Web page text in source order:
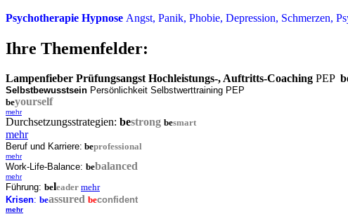
Psychotherapie Hypnose Angst, Panik, Phobie, Depression, Schmerzen,
Ihre Themenfelder:
Lampenfieber Prüfungsangst Hochleistungs-, Auftritts-Coaching PEP
Selbstbewusstsein Persönlichkeit Selbstwerttraining PEP
beyourself
mehr
Durchsetzungsstrategien: bestrong besmart
mehr
Beruf und Karriere: beprofessional
mehr
Work-Life-Balance: bebalanced
mehr
Führung: beleader mehr
Krisen: beassured beconfident
mehr